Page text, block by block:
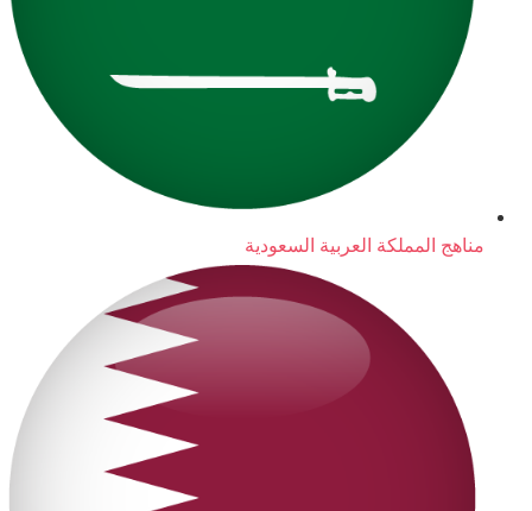
مناهج المملكة العربية السعودية